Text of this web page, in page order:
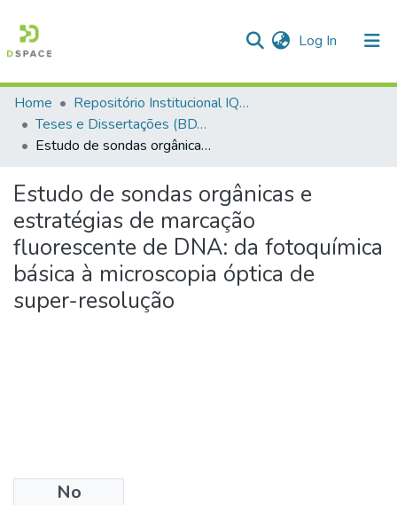
Log In (current)
Communities & Collections
All of DSpace
Statistics
Home
Repositório Institucional IQSC
Teses e Dissertações (BDTD USP)
Estudo de sondas orgânicas e estratégias de marcação fluorescente de DNA: da fotoquímica básica à microscopia óptica de super-resolução
Estudo de sondas orgânicas e
estratégias de marcação
fluorescente de DNA: da fotoquímica
básica à microscopia óptica de
super-resolução
No